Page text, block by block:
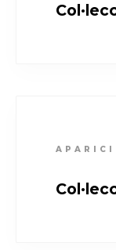
APARICI